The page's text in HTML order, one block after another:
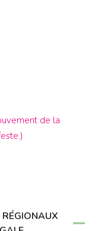
de la
RÉGIONAUX